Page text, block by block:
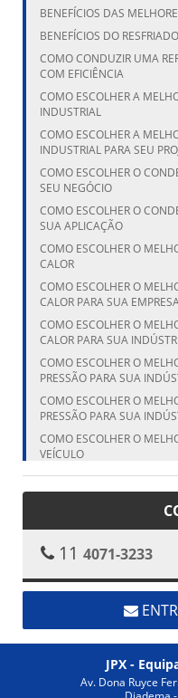
BENEFÍCIOS DAS
BENEFÍCIOS DO
COMO CONDUZIR UMA
COM EFICIÊNCIA
COMO ESCOLHER A
INDUSTRIAL
COMO ESCOLHER A
INDUSTRIAL PARA SEU
COMO ESCOLHER O
SEU NEGÓCIO
COMO ESCOLHER O
SUA APLICAÇÃO
COMO ESCOLHER O
CALOR
COMO ESCOLHER O
CALOR PARA SUA
COMO ESCOLHER O
CALOR PARA SUA
COMO ESCOLHER O
PRESSÃO PARA SUA
COMO ESCOLHER O
PRESSÃO PARA SUA
COMO ESCOLHER O
VEÍCULO
COMO ESCOLHER O
VEÍCULO
COMO ESCOLHER O
PARA SUA NECESSIDADE
COMO ESCOLHER O
COMO ESCOLHER O
COMO ESCOLHER O
PARA SUA INDÚSTRIA
COMO ESCOLHER O
PARA SUA NECESSIDADE
11 4071-3233
JPX -
Av. Dona Ruyce